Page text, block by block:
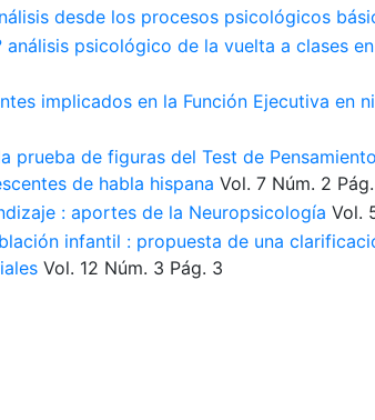
desde los procesos psicológicos
análisis psicológico de la vuelta a clases
implicados en la Función Ejecutiva en
prueba de figuras del Test de
de habla hispana Vol. 7 Núm. 2
: aportes de la Neuropsicología Vol.
infantil : propuesta de una
Vol. 12 Núm. 3 Pág. 3